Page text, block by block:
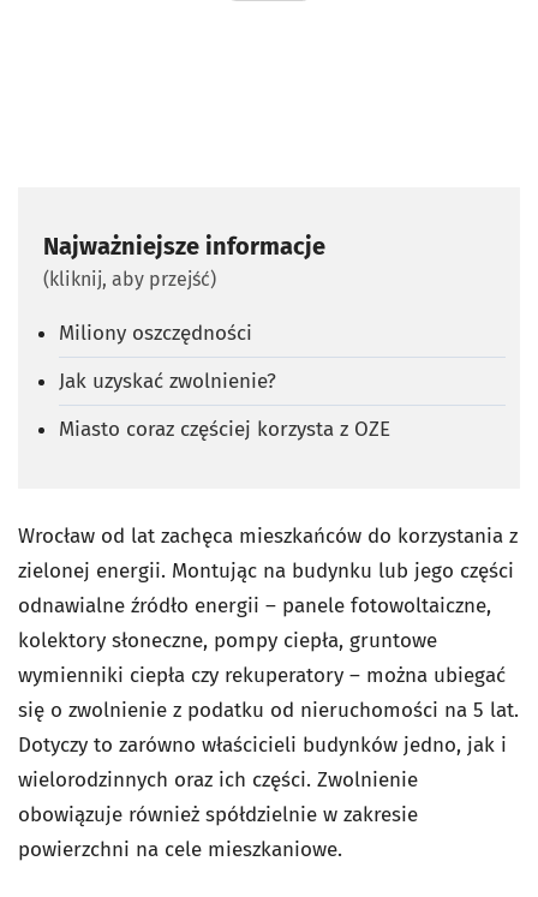
Najważniejsze informacje
(kliknij, aby przejść)
Miliony oszczędności
Jak uzyskać zwolnienie?
Miasto coraz częściej korzysta z OZE
Wrocław od lat zachęca mieszkańców do korzystania z
zielonej energii. Montując na budynku lub jego części
odnawialne źródło energii – panele fotowoltaiczne,
kolektory słoneczne, pompy ciepła, gruntowe
wymienniki ciepła czy rekuperatory – można ubiegać
się o zwolnienie z podatku od nieruchomości na 5 lat.
Dotyczy to zarówno właścicieli budynków jedno, jak i
wielorodzinnych oraz ich części. Zwolnienie
obowiązuje również spółdzielnie w zakresie
powierzchni na cele mieszkaniowe.